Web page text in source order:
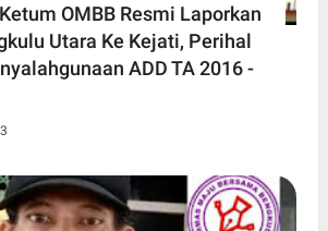
OMBB Resmi Laporkan
Utara Ke Kejati, Perihal
ADD TA 2016 -